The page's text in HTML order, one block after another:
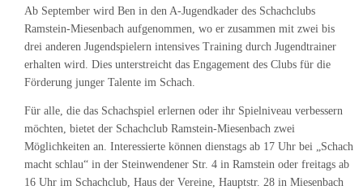
Ab September wird Ben in den A-Jugendkader des Schachclubs
Ramstein-Miesenbach aufgenommen, wo er zusammen mit zwei bis
drei anderen Jugendspielern intensives Training durch Jugendtrainer
erhalten wird. Dies unterstreicht das Engagement des Clubs für die
Förderung junger Talente im Schach.
Für alle, die das Schachspiel erlernen oder ihr Spielniveau verbessern
möchten, bietet der Schachclub Ramstein-Miesenbach zwei
Möglichkeiten an. Interessierte können dienstags ab 17 Uhr bei „Schach
macht schlau“ in der Steinwendener Str. 4 in Ramstein oder freitags ab
16 Uhr im Schachclub, Haus der Vereine, Hauptstr. 28 in Miesenbach